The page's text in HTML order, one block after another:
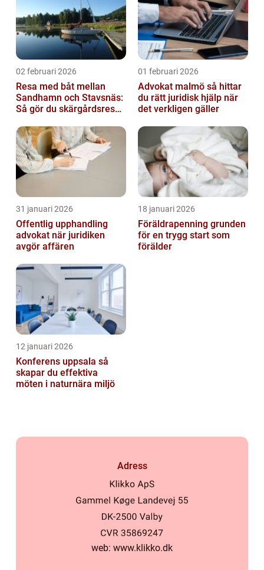
02 februari 2026
Resa med båt mellan
Sandhamn och Stavsnäs:
Så gör du skärgårdsresan
01 februari 2026
Advokat malmö så hittar
du rätt juridisk hjälp när
det verkligen gäller
31 januari 2026
Offentlig upphandling
advokat när juridiken
avgör affären
18 januari 2026
Föräldrapenning grunden
för en trygg start som
förälder
12 januari 2026
Konferens uppsala så
skapar du effektiva
möten i naturnära miljö
Adress
web: www.klikko.dk